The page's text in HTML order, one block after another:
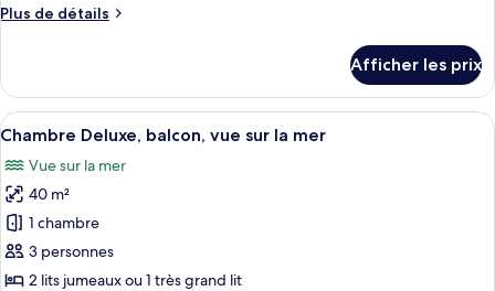
chambre :
(Garden)
Plus de détails
Plus
Chambre
supérieure
(Garden)
Afficher les prix
Afficher
toutes
les
photos
pour
ce
type
Chambre Deluxe, balcon, vue sur
10
Chambre Deluxe, balcon, vue sur la mer
Vue sur la mer
40 m²
1 chambre
3 personnes
2 lits jumeaux ou 1 très grand lit